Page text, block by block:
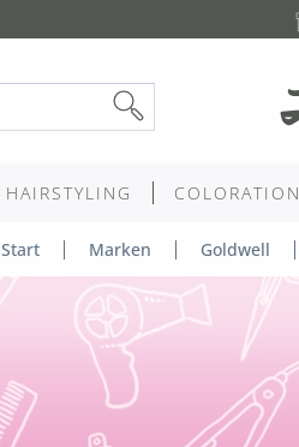
HAIRSTYLING COLORATION
Start Marken Goldwell